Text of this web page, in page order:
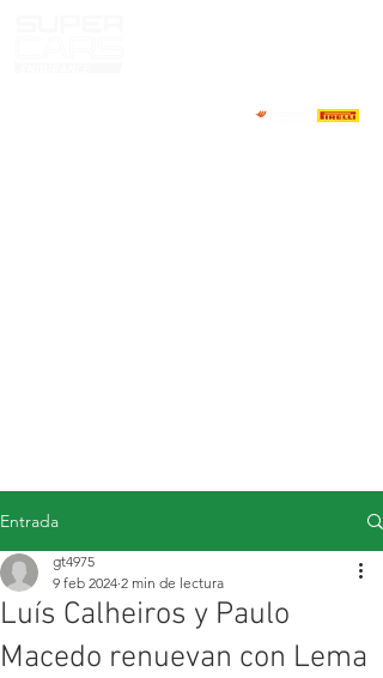
Entrada
Luís Calheiros y Paulo
Macedo renuevan con Lema
gt4975
9 feb 2024 2 min de lectura